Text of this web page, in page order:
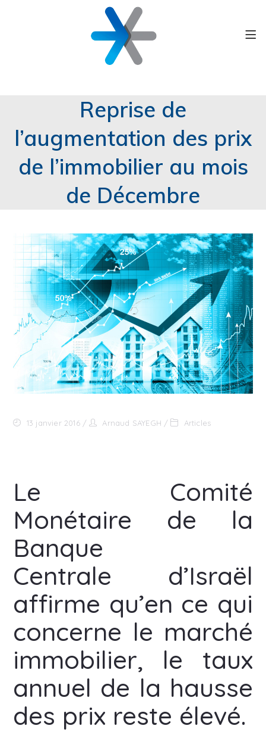
Reprise de
l’augmentation des prix
de l’immobilier au mois
de Décembre
13 janvier 2016 Arnaud SAYEGH Articles
Le Comité
Monétaire de la
Banque
Centrale d’Israël
affirme qu’en ce qui
concerne le marché
immobilier, le taux
annuel de la hausse
des prix reste élevé.